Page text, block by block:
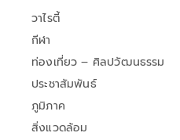
วาไรตี้
กีฬา
ท่องเที่ยว – ศิลปวัฒนธรรม
ประชาสัมพันธ์
ภูมิภาค
สิ่งแวดล้อม